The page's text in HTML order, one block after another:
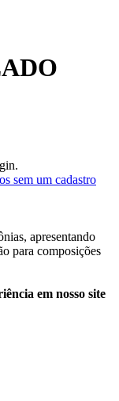
sem um cadastro
apresentando
para composições
em nosso site